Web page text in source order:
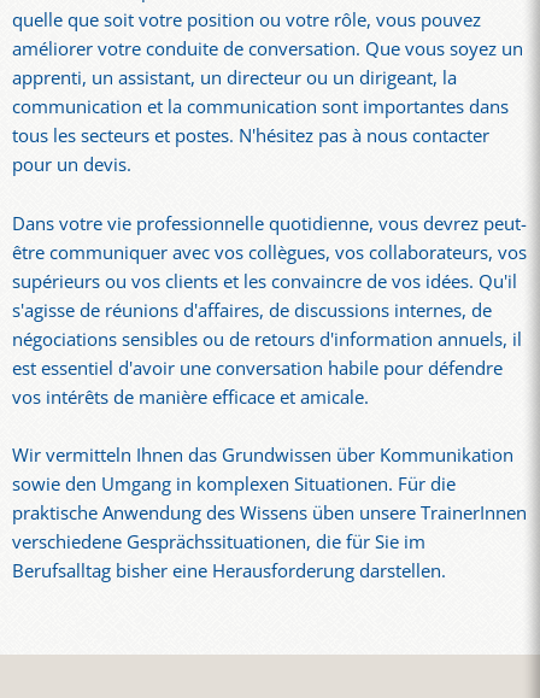
quelle que soit votre position ou votre rôle, vous pouvez
améliorer votre conduite de conversation. Que vous soyez un
apprenti, un assistant, un directeur ou un dirigeant, la
communication et la communication sont importantes dans
tous les secteurs et postes. N'hésitez pas à nous contacter
pour un devis.
Dans votre vie professionnelle quotidienne, vous devrez peut-
être communiquer avec vos collègues, vos collaborateurs, vos
supérieurs ou vos clients et les convaincre de vos idées. Qu'il
s'agisse de réunions d'affaires, de discussions internes, de
négociations sensibles ou de retours d'information annuels, il
est essentiel d'avoir une conversation habile pour défendre
vos intérêts de manière efficace et amicale.
Wir vermitteln Ihnen das Grundwissen über Kommunikation
sowie den Umgang in komplexen Situationen. Für die
praktische Anwendung des Wissens üben unsere TrainerInnen
verschiedene Gesprächssituationen, die für Sie im
Berufsalltag bisher eine Herausforderung darstellen.